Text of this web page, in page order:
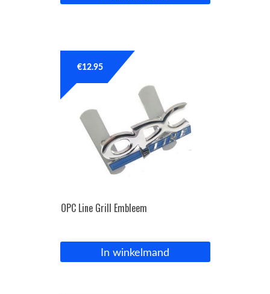
OPC Line Grill Embleem
€12.95
In winkelmand